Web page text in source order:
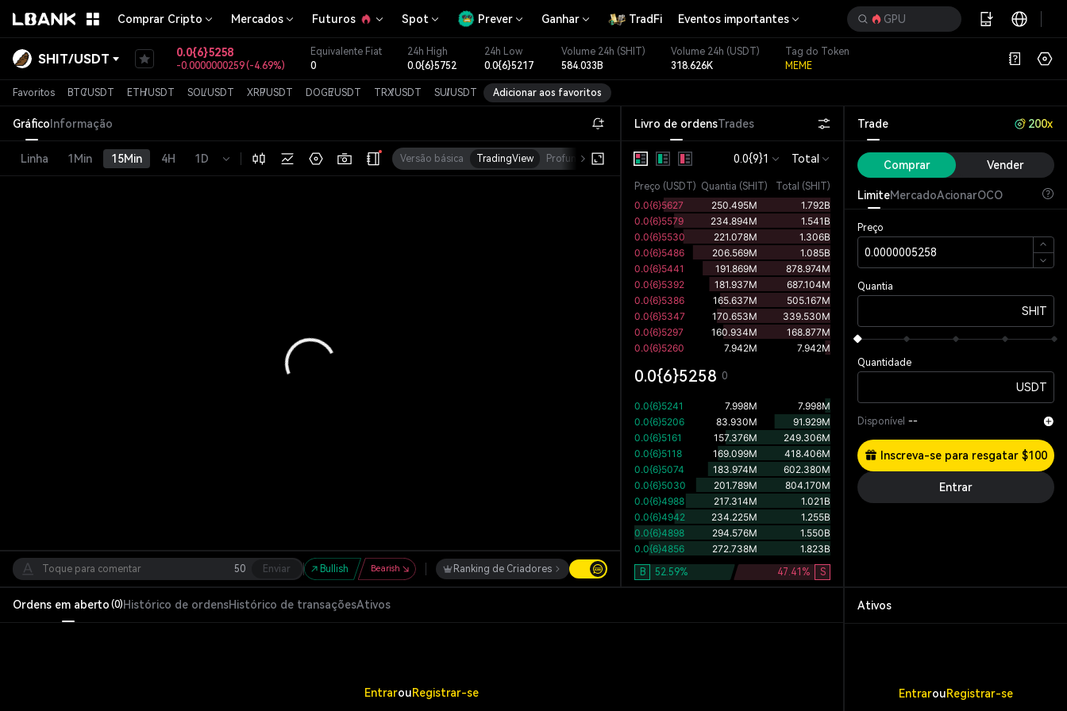
Comprar Cripto Mercados Futuros Spot Prever Ganhar TradFi Eventos importantes GPU
SHIT/USDT 0.0{6}5258
-0.0000000259(-4.69%)
Equivalente Fiat
0
24h High
0.0{6}5752
24h Low
0.0{6}5217
Volume 24h (SHIT)
584.033B
Volume 24h (USDT)
318.626K
Tag do Token
MEME
Favoritos BTC/USDT ETH/USDT SOL/USDT XRP/USDT DOGE/USDT TRX/USDT SUI/USDT Adicionar aos favoritos
GráficoInformação
Linha 1Min 15Min 4H 1D Versão básica TradingView Profundidade
50 Enviar Bullish Bearish Ranking de Criadores
Livro de ordensTrades
0.0{9}1 Total
Preço (USDT) Quantia (SHIT) Total (SHIT)
0.0{6}5258 0
B 52.59% 47.41 % S
Ordens em aberto (0) Histórico de ordensHistórico de transaçõesAtivos
EntrarouRegistrar-se
Trade 200x
Comprar Vender
LimiteMercadoAcionarOCO
Preço
Quantia
SHIT
Quantidade
USDT
Disponível --
Entrar
Inscreva-se para resgatar $100
Ativos
EntrarouRegistrar-se